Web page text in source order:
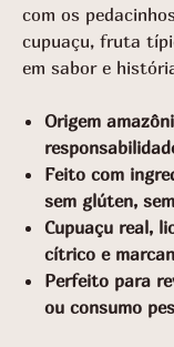
com os
cupuaçu, fruta
em sabor e
Origem
Feito com
sem glúten,
Cupuaçu real,
cítrico e
Perfeito para
ou consumo